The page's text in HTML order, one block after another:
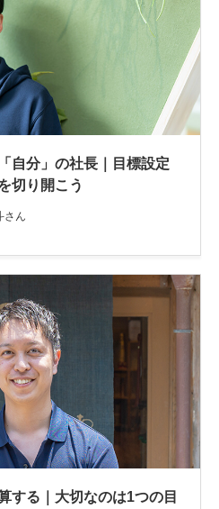
自分」の社長｜目標設定
切り開こう
さん
する｜大切なのは1つの目